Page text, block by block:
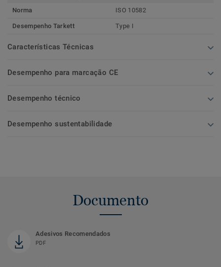
Norma
ISO 10582
Desempenho Tarkett Type I
Características Técnicas
Desempenho para marcação CE
Desempenho técnico
Desempenho sustentabilidade
Documento
Adesivos Recomendados
PDF